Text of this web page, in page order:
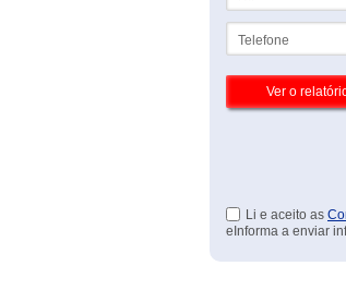
Li e aceito as
eInforma a enviar